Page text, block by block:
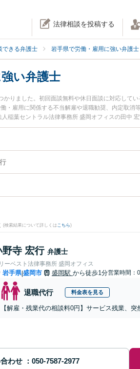
法律相談を投稿する
できる弁護士 岩手県で労働・雇用に強い弁護士
い弁護士
かりました。初回面談無料や休日面談に対応して
・雇用に関係する不当解雇や退職勧奨、内定取
稲葉セントラル法律事務所 盛岡オフィスの田中
土日や夜間に発生した退職代行のトラブルを今
相談できる岩手県内の弁護士に相談予約したい』
(検索結果について詳しくは こちら)
野寺 宏行 弁護士
ーベスト法律事務所 盛岡オフィス
岩手県|盛岡市 盛岡駅 から徒歩1分営業時間：
退職代行 料金表を見る
【解雇・残業代の相談料0円】サービス残業、
わせ